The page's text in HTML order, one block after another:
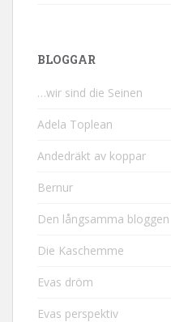
BLOGGAR
…wir sind die Seinen
Adela Toplean
Andedräkt av koppar
Bernur
Den långsamma bloggen
Die Kaschemme
Evas dröm
Evas perspektiv